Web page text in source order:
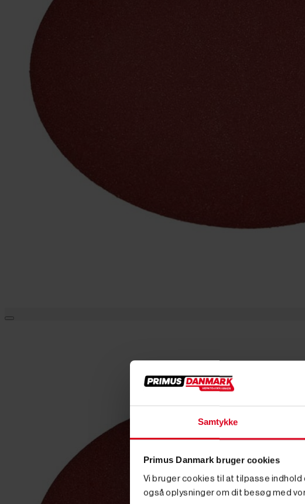
Samtykke
Primus Danmark bruger cookies
Vi bruger cookies til at tilpasse
også oplysninger om dit besøg med